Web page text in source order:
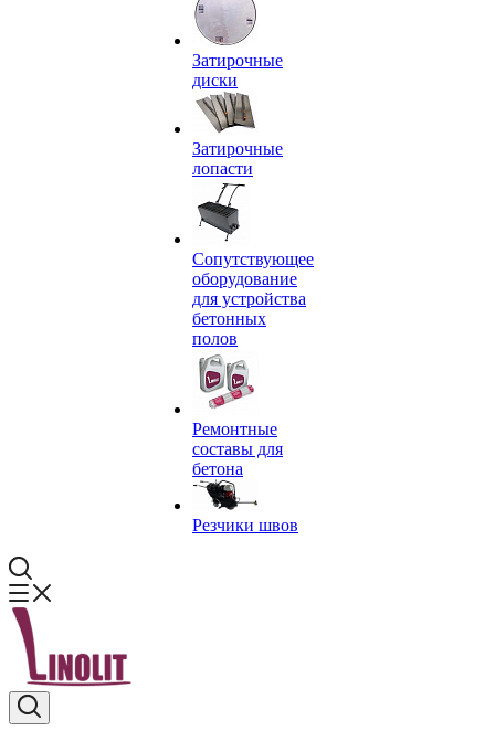
Затирочные
диски
Затирочные
лопасти
Сопутствующее
оборудование
для устройства
бетонных
полов
Ремонтные
составы для
бетона
Резчики швов